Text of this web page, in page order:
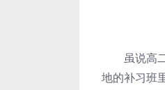
虽说高二
地的补习班